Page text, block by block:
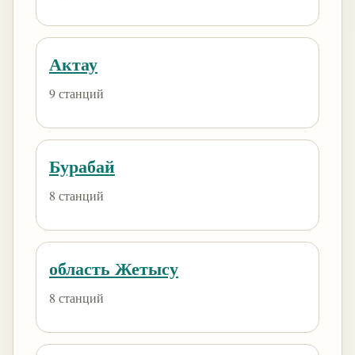
Актау
9 станций
Бурабай
8 станций
область Жетысу
8 станций